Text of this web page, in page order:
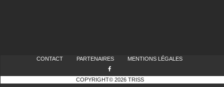
CONTACT PARTENAIRES MENTIONS LÉGALES
COPYRIGHT© 2026 TRISS